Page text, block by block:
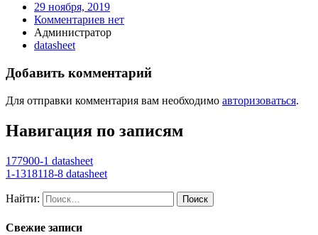
29 ноября, 2019
Комментариев нет
Администратор
datasheet
Добавить комментарий
Для отправки комментария вам необходимо авторизоваться.
Навигация по записям
177900-1 datasheet
1-1318118-8 datasheet
Найти:
Свежие записи